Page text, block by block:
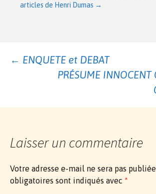
articles de Henri Dumas →
Navigation
← ENQUETE et DEBAT
PRÉSUME INNOCENT
Laisser un commentaire
Votre adresse e-mail ne sera pas
obligatoires sont indiqués avec *